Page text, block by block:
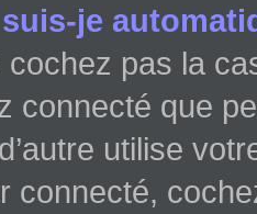
je
cochez pas la
connecté que
utilise
connecté,